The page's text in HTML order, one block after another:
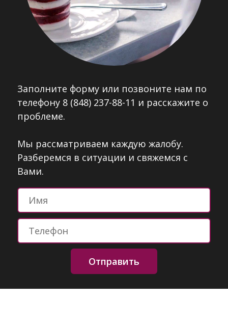
Заполните форму или позвоните нам по
телефону 8 (848) 237-88-11 и расскажите о
проблеме.
Мы рассматриваем каждую жалобу.
Разберемся в ситуации и свяжемся с
Вами.
Отправить